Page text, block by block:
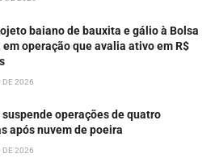
baiano de bauxita e gálio à Bolsa
operação que avalia ativo em R$
DE 2026
suspende operações de quatro
após nuvem de poeira
DE 2026